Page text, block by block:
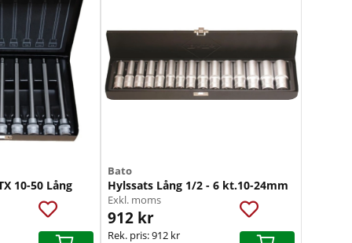
10-50 Lång
Bato
Hylssats Lång 1/2 - 6 kt.10-24mm
Exkl. moms
912 kr
Rek. pris:912 kr